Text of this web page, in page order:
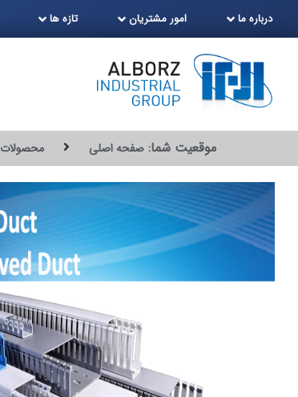
درباره ما امور مشتریان تازه ها
موقعیت شما: صفحه اصلی محصولات